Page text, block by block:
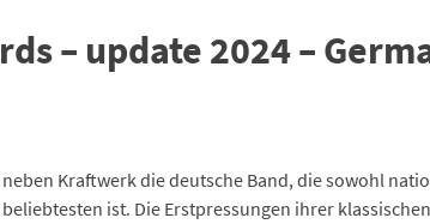
– update 2024 –
Kraftwerk die deutsche Band, die sowohl
ist. Die Erstpressungen ihrer